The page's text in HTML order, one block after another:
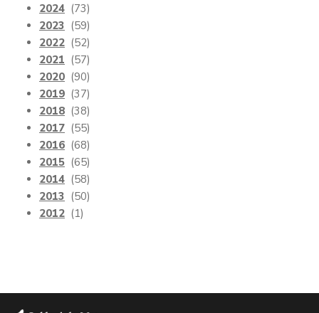
2024 (73)
2023 (59)
2022 (52)
2021 (57)
2020 (90)
2019 (37)
2018 (38)
2017 (55)
2016 (68)
2015 (65)
2014 (58)
2013 (50)
2012 (1)